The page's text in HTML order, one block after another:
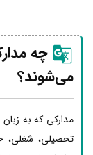
چه
می‌شوند؟
مدارکی که به
تحصیلی، شغلی،